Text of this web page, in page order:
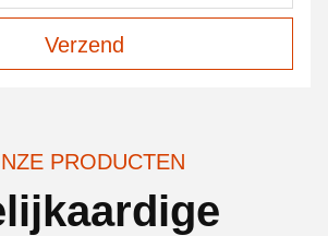
Verzend
PRODUCTEN